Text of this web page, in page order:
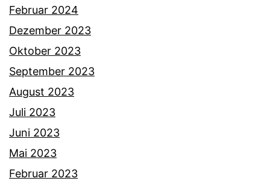
Februar 2024
Dezember 2023
Oktober 2023
September 2023
August 2023
Juli 2023
Juni 2023
Mai 2023
Februar 2023